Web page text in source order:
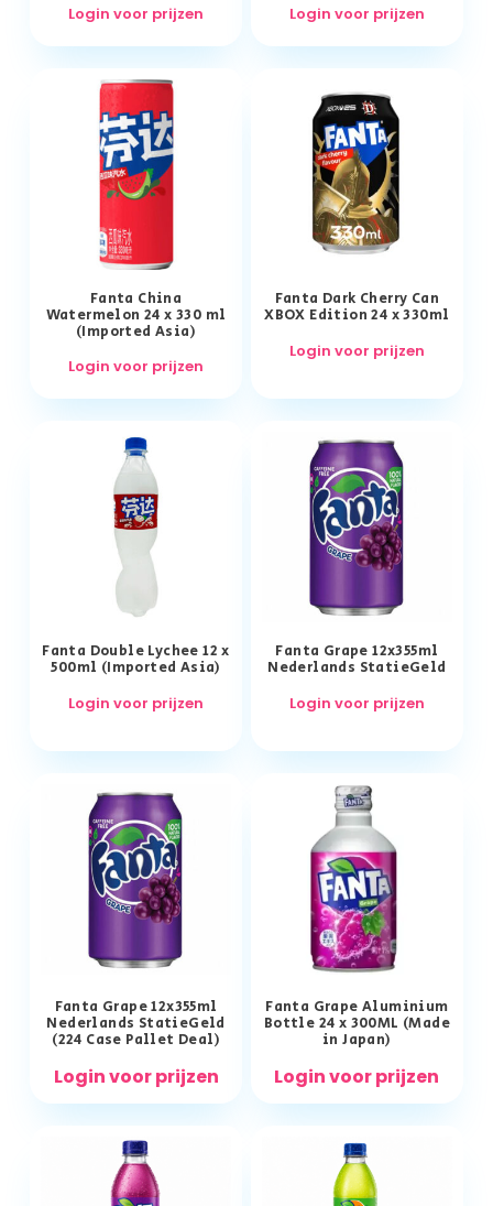
Login voor prijzen
Login voor prijzen
Fanta China
Watermelon 24 x 330 ml
(Imported Asia)
Login voor prijzen
Fanta Dark Cherry Can
XBOX Edition 24 x 330ml
Login voor prijzen
Fanta Double Lychee 12 x
500ml (Imported Asia)
Login voor prijzen
Fanta Grape 12x355ml
Nederlands StatieGeld
Login voor prijzen
Fanta Grape 12x355ml
Nederlands StatieGeld
(224 Case Pallet Deal)
Login voor prijzen
Fanta Grape Aluminium
Bottle 24 x 300ML (Made
in Japan)
Login voor prijzen